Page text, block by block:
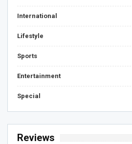
International
Lifestyle
Sports
Entertainment
Special
Reviews